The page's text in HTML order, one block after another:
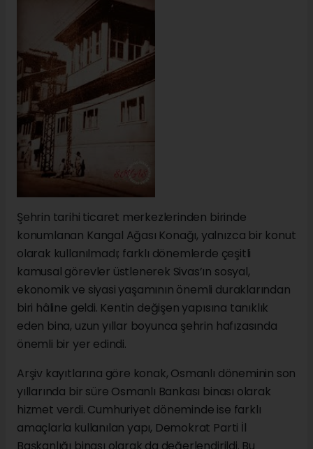
Şehrin tarihi ticaret merkezlerinden birinde
konumlanan Kangal Ağası Konağı, yalnızca bir konut
olarak kullanılmadı; farklı dönemlerde çeşitli
kamusal görevler üstlenerek Sivas’ın sosyal,
ekonomik ve siyasi yaşamının önemli duraklarından
biri hâline geldi. Kentin değişen yapısına tanıklık
eden bina, uzun yıllar boyunca şehrin hafızasında
önemli bir yer edindi.
Arşiv kayıtlarına göre konak, Osmanlı döneminin son
yıllarında bir süre Osmanlı Bankası binası olarak
hizmet verdi. Cumhuriyet döneminde ise farklı
amaçlarla kullanılan yapı, Demokrat Parti İl
Başkanlığı binası olarak da değerlendirildi. Bu